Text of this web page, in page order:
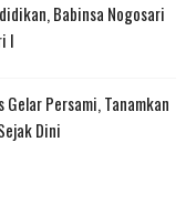
Babinsa Nogosari
I
Persami, Tanamkan
Dini